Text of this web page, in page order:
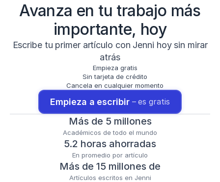
Avanza en tu trabajo más
importante, hoy
Escribe tu primer artículo con Jenni hoy sin mirar
atrás
Empieza gratis
Sin tarjeta de crédito
Cancela en cualquier momento
Empieza a escribir – es gratis
Más de 5 millones
Académicos de todo el mundo
5.2 horas ahorradas
En promedio por artículo
Más de 15 millones de
Artículos escritos en Jenni